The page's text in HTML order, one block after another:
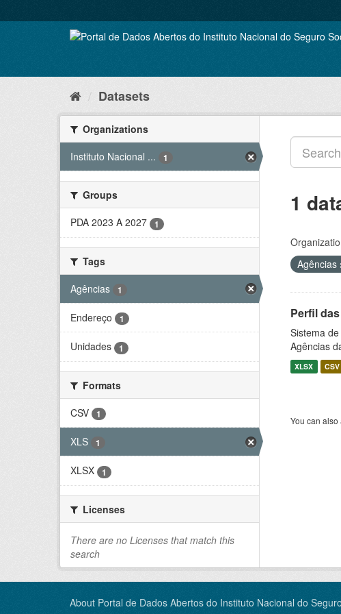
to
Datasets
Organizations
Instituto Nacional ...
1
Groups
PDA 2023 A 2027
1
Tags
Agências
1
Endereço 1
Unidades 1
Formats
CSV
1
XLS 1
XLSX 1
Licenses
There are no Licenses that match this
search
1
Agências
Perfil
Sistema
Agências
XLSX CSV
You can also
About Portal de Dados Abertos do Instituto Nacional do